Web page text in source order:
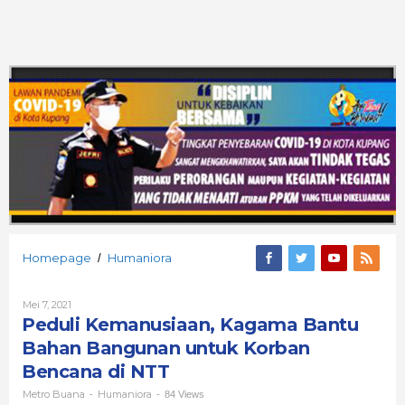
Homepage / Humaniora
Bahan
Bangunan
untuk
Mei 7, 2021
Metro
Buana
Peduli Kemanusiaan, Kagama Bantu
Bahan Bangunan untuk Korban
Bencana di NTT
Metro Buana - Humaniora - 84 Views